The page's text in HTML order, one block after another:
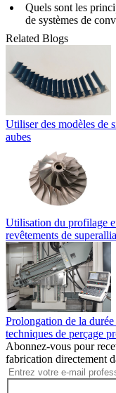
Quels sont les
de systèmes de
Related Blogs
Utiliser des modèles de
aubes
Utilisation du profilage
revêtements de
Prolongation de la
techniques de perçage
Abonnez-vous pour
fabrication directement